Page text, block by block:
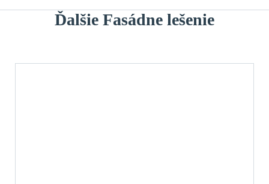
článku
Ďalšie Fasádne lešenie